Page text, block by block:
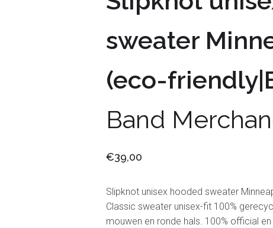
sweater
(eco-
Band
€39,00
Slipknot unisex hooded sweater
Classic sweater unisex-fit 100%
mouwen en ronde hals. 100% official